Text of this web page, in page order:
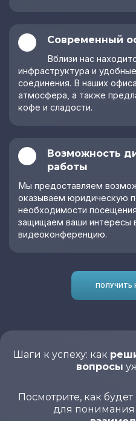
Современный
Вблизи нас
инфраструктура и
соединения. В наших
атмосфера, а также
кофе и сладости.
Возможность
работы
Мы предоставляем
оказываем юридическую
необходимости
защищаем ваши интересы
видеоконференцию.
ПОЛУЧИТЬ
Шаги к успеху: как
вопросы
Посмотрите, как будет
для понимания